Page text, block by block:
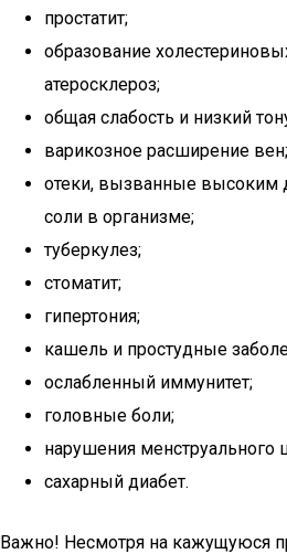
простатит;
образование
атеросклероз;
общая слабость и низкий
варикозное расширение вен;
отеки, вызванные высоким
соли в организме;
туберкулез;
стоматит;
гипертония;
кашель и простудные
ослабленный иммунитет;
головные боли;
нарушения менструального
сахарный диабет.
Важно! Несмотря на кажущуюся